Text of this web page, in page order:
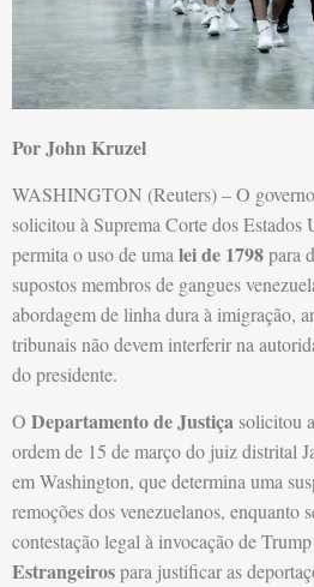
Por John Kruzel
WASHINGTON (Reuters) – O
solicitou à Suprema Corte dos Estados
permita o uso de uma lei de 1798para
supostos membros de gangues
abordagem de linha dura à imigração,
tribunais não devem interferir na
do presidente.
O Departamento de Justiça solicitou
ordem de 15 de março do juiz distrital
em Washington, que determina uma
remoções dos venezuelanos, enquanto
contestação legal à invocação de
Estrangeirospara justificar as